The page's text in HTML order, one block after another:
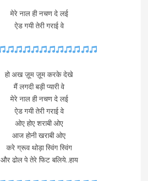
मेरे नाल ही नचण दे लई
ऐड गयी तेरी गराई वे
हो अख ज़ूम ज़ूम करके देखे
मैं लगदी बड़ी प्यारी वे
मेरे नाल ही नचण दे लई
ऐड गयी तेरी गराई वे
ओए होए शराबी ओए
आज होनी खराबी ओए
करे ग्रूव थोड़ा स्विंग स्विंग
और ढोल पे तेरे फिट बलिये..हाय